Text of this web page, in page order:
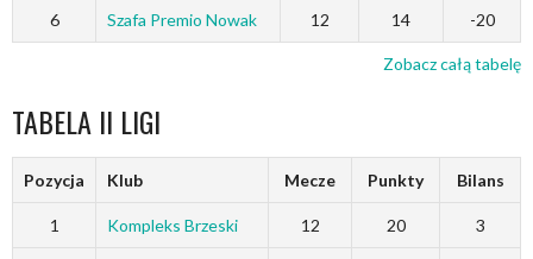
6 Szafa Premio Nowak 12 14 -20
Zobacz całą tabelę
TABELA II LIGI
Pozycja Klub Mecze Punkty Bilans
1 Kompleks Brzeski 12 20 3